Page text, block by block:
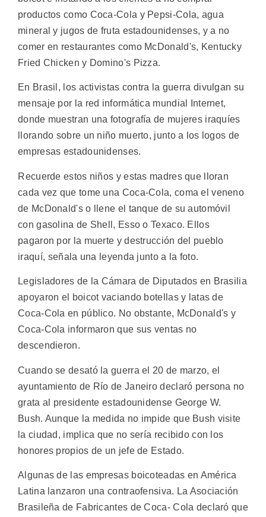
productos como Coca-Cola y Pepsi-Cola, agua
mineral y jugos de fruta estadounidenses, y a no
comer en restaurantes como McDonald's, Kentucky
Fried Chicken y Domino's Pizza.
En Brasil, los activistas contra la guerra divulgan su
mensaje por la red informática mundial Internet,
donde muestran una fotografía de mujeres iraquíes
llorando sobre un niño muerto, junto a los logos de
empresas estadounidenses.
Recuerde estos niños y estas madres que lloran
cada vez que tome una Coca-Cola, coma el veneno
de McDonald's o llene el tanque de su automóvil
con gasolina de Shell, Esso o Texaco. Ellos
pagaron por la muerte y destrucción del pueblo
iraquí, señala una leyenda junto a la foto.
Legisladores de la Cámara de Diputados en Brasilia
apoyaron el boicot vaciando botellas y latas de
Coca-Cola en público. No obstante, McDonald's y
Coca-Cola informaron que sus ventas no
descendieron.
Cuando se desató la guerra el 20 de marzo, el
ayuntamiento de Río de Janeiro declaró persona no
grata al presidente estadounidense George W.
Bush. Aunque la medida no impide que Bush visite
la ciudad, implica que no sería recibido con los
honores propios de un jefe de Estado.
Algunas de las empresas boicoteadas en América
Latina lanzaron una contraofensiva. La Asociación
Brasileña de Fabricantes de Coca- Cola declaró que